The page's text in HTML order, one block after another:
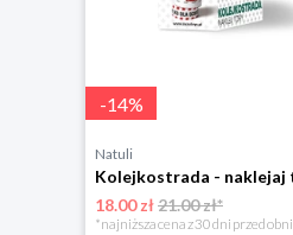
-14%
Natuli
18.00 zł21.00 zł*
*najniższa cena z 30 dni przed